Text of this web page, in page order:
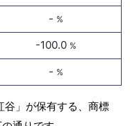
- %
-100.0 %
- %
谷」が保有する、商標